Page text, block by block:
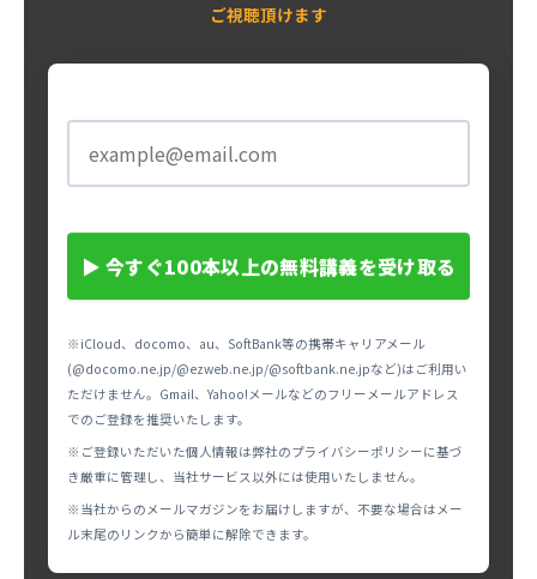
ご視聴頂けます
▶ 今すぐ100本以上の無料講義を受け取る
※iCloud、docomo、au、SoftBank等の携帯キャリアメール
(@docomo.ne.jp/@ezweb.ne.jp/@softbank.ne.jpなど)はご利用い
ただけません。Gmail、Yahoo!メールなどのフリーメールアドレス
でのご登録を推奨いたします。
※ご登録いただいた個人情報は弊社のプライバシーポリシーに基づ
き厳重に管理し、当社サービス以外には使用いたしません。
※当社からのメールマガジンをお届けしますが、不要な場合はメー
ル末尾のリンクから簡単に解除できます。